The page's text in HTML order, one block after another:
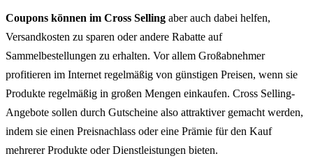
Coupons können im Cross Selling aber auch dabei helfen,
Versandkosten zu sparen oder andere Rabatte auf
Sammelbestellungen zu erhalten. Vor allem Großabnehmer
profitieren im Internet regelmäßig von günstigen Preisen, wenn sie
Produkte regelmäßig in großen Mengen einkaufen. Cross Selling-
Angebote sollen durch Gutscheine also attraktiver gemacht werden,
indem sie einen Preisnachlass oder eine Prämie für den Kauf
mehrerer Produkte oder Dienstleistungen bieten.